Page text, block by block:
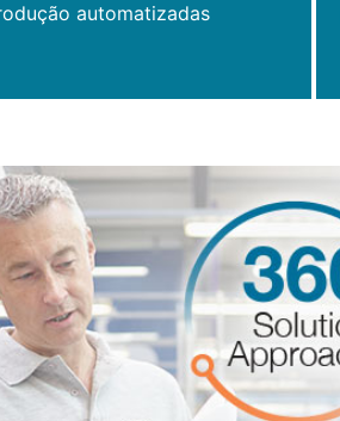
automatizadas